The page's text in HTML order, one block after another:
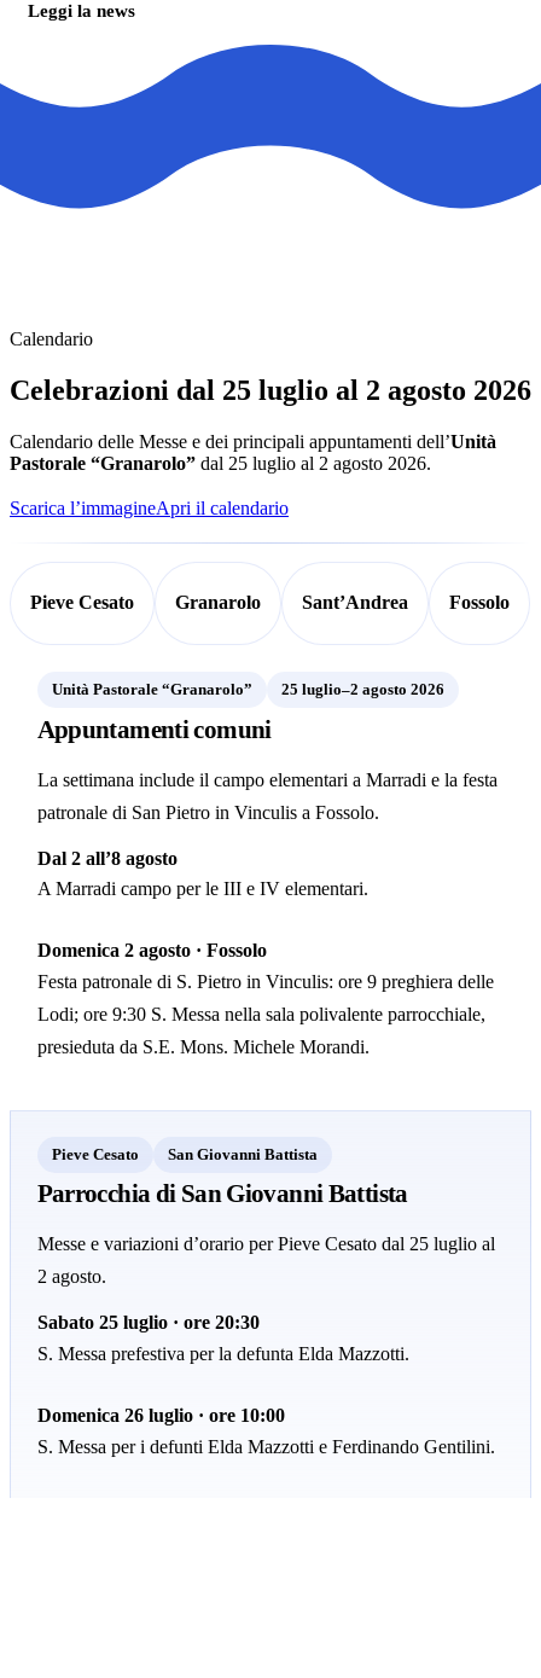
Leggi la news
Calendario
Celebrazioni dal 25 luglio al 2 agosto 2026
Calendario delle Messe e dei principali appuntamenti dell’Unità
Pastorale “Granarolo” dal 25 luglio al 2 agosto 2026.
Scarica l’immagineApri il calendario
Pieve Cesato Granarolo Sant’Andrea Fossolo
Unità Pastorale “Granarolo” 25 luglio–2 agosto 2026
Appuntamenti comuni
La settimana include il campo elementari a Marradi e la festa
patronale di San Pietro in Vinculis a Fossolo.
Dal 2 all’8 agosto
A Marradi campo per le III e IV elementari.
Domenica 2 agosto · Fossolo
Festa patronale di S. Pietro in Vinculis: ore 9 preghiera delle
Lodi; ore 9:30 S. Messa nella sala polivalente parrocchiale,
presieduta da S.E. Mons. Michele Morandi.
Pieve Cesato San Giovanni Battista
Parrocchia di San Giovanni Battista
Messe e variazioni d’orario per Pieve Cesato dal 25 luglio al
2 agosto.
Sabato 25 luglio · ore 20:30
S. Messa prefestiva per la defunta Elda Mazzotti.
Domenica 26 luglio · ore 10:00
S. Messa per i defunti Elda Mazzotti e Ferdinando Gentilini.